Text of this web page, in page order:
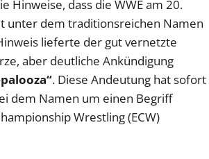
Hinweise, dass die WWE am 20.
unter dem traditionsreichen Namen
lieferte der gut vernetzte
aber deutliche Ankündigung
. Diese Andeutung hat sofort
dem Namen um einen Begriff
Wrestling (ECW)